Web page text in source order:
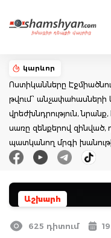
կարևոր
Ոստիկանները
թվում՝
վրեժխնդրություն,
սառը զենքերով զինված,
պատկանող մրգի
Աշխարհ
625 դիտում